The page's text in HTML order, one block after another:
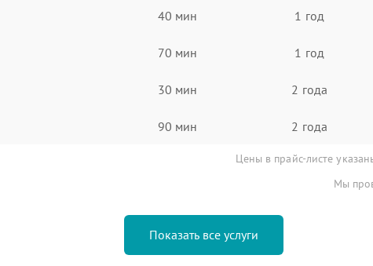
40 мин 1 год
70 мин 1 год
30 мин 2 года
90 мин 2 года
Цены в прайс-листе
Мы
Показать все услуги